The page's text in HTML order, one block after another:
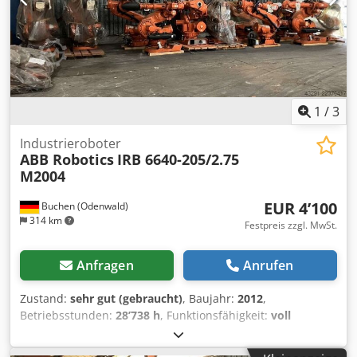
1 /3
Buchen (Odenwald)
314 km
Industrieroboter
ABB Robotics IRB 6640-205/2.75
M2004
EUR 4’100
Festpreis zzgl. MwSt.
Anfragen Anrufen
Zustand: sehr gut (gebraucht), Baujahr: 2012,
Betriebsstunden: 28’738 h, Funktionsfähigkeit: voll
, Roboter ABB Robotics IRB 6640-205/2.75
M2004 - nur Mechanik (verschiedene Modelle) 1 x ABB